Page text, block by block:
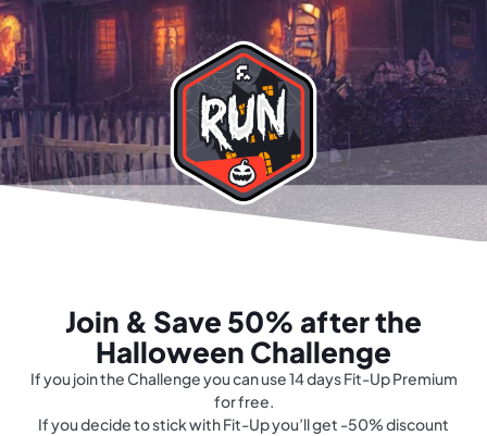
Join & Save 50% after the
Halloween Challenge
If you join the Challenge you can use 14 days Fit-Up Premium
for free.
If you decide to stick with Fit-Up you’ll get -50% discount